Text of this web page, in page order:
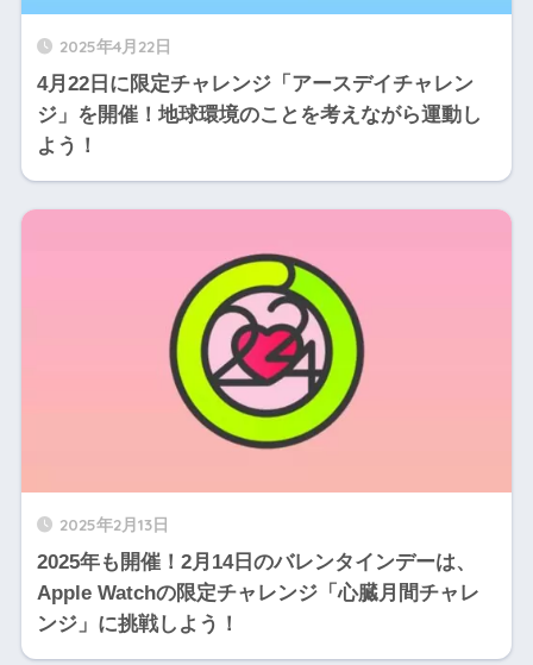
2025年4月22日
4月22日に限定チャレンジ「アースデイチャレン
ジ」を開催！地球環境のことを考えながら運動し
よう！
2025年2月13日
2025年も開催！2月14日のバレンタインデーは、
Apple Watchの限定チャレンジ「心臓月間チャレ
ンジ」に挑戦しよう！